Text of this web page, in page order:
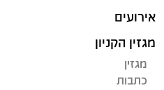
אירועים
מגזין הקניון
מגזין
כתבות